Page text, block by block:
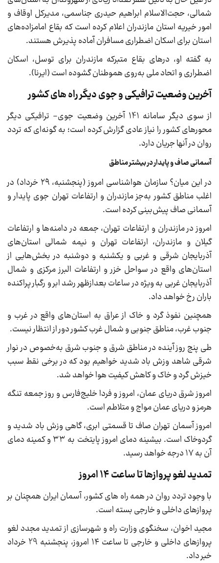
شمالی، حجت‌الاسلام ابراهیم حیدری جناسمی، مدیرکل اوقاف و
امور خیریه استان مازندران اعلام کرده است که بقاع امامزاده‌های
استان برای اسکان اضطراری مسافران آماده پذیرش هستند.
به گفته او، درهای بقاع متبرکه مازندران برای توسل، اسکان
اضطراری و اتحاد ملی به‌روی هموطنان گشوده است (ایرنا).
آخرین وضعیت ترافیکی و جوی دیگر راه های کشور
از سوی دیگر سامانه 141 آخرین وضعیت جوی- ترافیکی دیگر
محورهای کشور را نیاز عادی گزارش کرده است؛ به گونه‌ای که تردد
روان در آنها جریان دارد.
آسمانی صاف و پایدار در بیشتر مناطق
در این میان؟ سازمان هواشناسی امروز (پنجشنبه، ۲۹ خرداد) در
اغلب مناطق کشور به‌جز مازندران و ارتفاعات تهران جوی پایدار و
آسمانی صاف پیش‌بینی کرده است.
امروز در مازندران و ارتفاعات تهران، جمعه در دامنه‌ها و ارتفاعات
گیلان و مازندران، ارتفاعات تهران و نیمه شمالی استان‌های
آذربایجان شرقی و غربی و یکشنبه و دوشنبه در بخش‌هایی از
استان‌های واقع در سواحل خزر و ارتفاعات البرز مرکزی و شمال
آذربایجان غربی به ویژه در ساعات بعدازظهر رشد ابر و رگبار پراکنده
باران رخ خواهد داد.
همچنین نفوذ گرد و خاک از عراق به استان‌های واقع در غرب و
جنوب غرب، مناطق جنوبی و شمال غرب کشور دور از انتظار نیست.
طی پنج روز آینده در مناطق شرق و جنوب شرق به‌خصوص در نوار
شرقی شاهد وزش باد شدید خواهیم بود که در برخی نقط سبب
خیزش گرد و خاک و کاهش کیفیت هوا خواهد شد.
امروز شرق دریای عمان، امروز و فردا خلیج‌فارس و روز جمعه تنگه
هرمز و دریای عمان مواج و متلاطم است.
امروز آسمان تهران صاف تا قسمتی ابری، گاهی وزش باد شدید و
گردوخاک است. بیشینه دمای امروز پایتخت به ۳۳ و کمینه دمای
آن به ۱۷ درجه خواهد رسید.
تمدید لغو پروازها تا ساعت ۱۴ امروز
با وجود تردد روان در همه راه های کشور، آسمان ایران همچنان بر
پروازهای داخلی و خارجی بسته است.
مجید اخوان، سخنگوی وزارت راه و شهرسازی از تمدید مجدد لغو
پروازهای داخلی و خارجی تا ساعت ۱۴ امروز، پنجشنبه 29 خرداد
خبر داد.